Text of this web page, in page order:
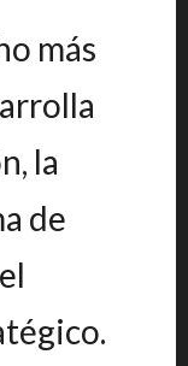
más
la
de